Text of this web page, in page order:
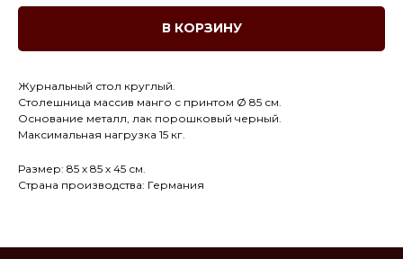
В КОРЗИНУ
Журнальный стол круглый.
Столешница массив манго с принтом Ø 85 см.
Основание металл, лак порошковый черный.
Максимальная нагрузка 15 кг.
Размер: 85 х 85 х 45 см.
Страна производства: Германия